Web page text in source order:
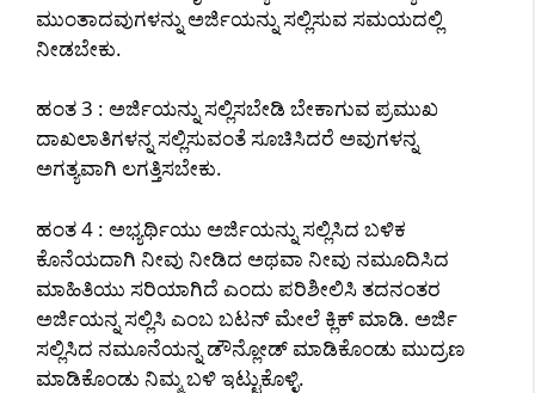
ಮುಂತಾದವುಗಳನ್ನು ಅರ್ಜಿಯನ್ನು ಸಲ್ಲಿಸುವ ಸಮಯದಲ್ಲಿ
ನೀಡಬೇಕು.
ಹಂತ 3 : ಅರ್ಜಿಯನ್ನು ಸಲ್ಲಿಸಬೇಡಿ ಬೇಕಾಗುವ ಪ್ರಮುಖ
ದಾಖಲಾತಿಗಳನ್ನ ಸಲ್ಲಿಸುವಂತೆ ಸೂಚಿಸಿದರೆ ಅವುಗಳನ್ನ
ಅಗತ್ಯವಾಗಿ ಲಗತ್ತಿಸಬೇಕು.
ಹಂತ 4 : ಅಭ್ಯರ್ಥಿಯು ಅರ್ಜಿಯನ್ನು ಸಲ್ಲಿಸಿದ ಬಳಿಕ
ಕೊನೆಯದಾಗಿ ನೀವು ನೀಡಿದ ಅಥವಾ ನೀವು ನಮೂದಿಸಿದ
ಮಾಹಿತಿಯು ಸರಿಯಾಗಿದೆ ಎಂದು ಪರಿಶೀಲಿಸಿ ತದನಂತರ
ಅರ್ಜಿಯನ್ನ ಸಲ್ಲಿಸಿ ಎಂಬ ಬಟನ್ ಮೇಲೆ ಕ್ಲಿಕ್ ಮಾಡಿ. ಅರ್ಜಿ
ಸಲ್ಲಿಸಿದ ನಮೂನೆಯನ್ನ ಡೌನ್ಲೋಡ್ ಮಾಡಿಕೊಂಡು ಮುದ್ರಣ
ಮಾಡಿಕೊಂಡು ನಿಮ್ಮ ಬಳಿ ಇಟ್ಟುಕೊಳ್ಳಿ.